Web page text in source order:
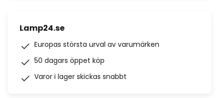
Lamp24.se
Europas största urval av varumärken
50 dagars öppet köp
Varor i lager skickas snabbt